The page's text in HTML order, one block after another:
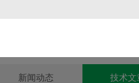
新闻动态 技术文